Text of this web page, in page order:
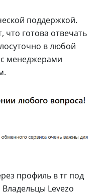
поддержкой.
готова отвечать
в любой
менеджерами
профиль в тг под
Levezo